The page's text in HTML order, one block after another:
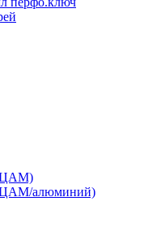
ЦАМ)
ЦАМ/алюминий)